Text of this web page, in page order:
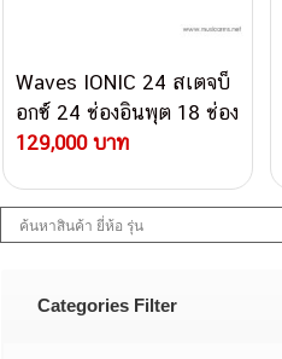
Waves IONIC 24 สเตจบ็
อกซ์ 24 ช่องอินพุต 18 ช่อง
เอาต์พุต พร้อมปรีแอมป์
129,000 บาท
Categories Filter